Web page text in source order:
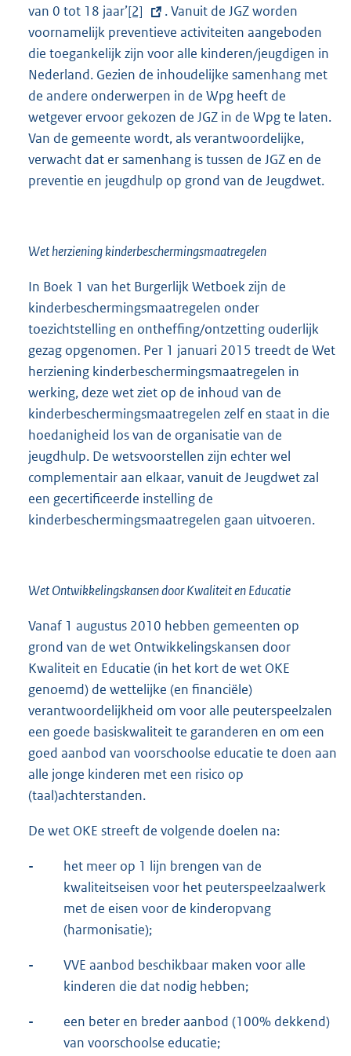
van 0 tot 18 jaar’E
x
t
e
r
n
e
l
i
[2]
. Vanuit de JGZ worden
voornamelijk preventieve activiteiten aangeboden
die toegankelijk zijn voor alle kinderen/jeugdigen in
Nederland. Gezien de inhoudelijke samenhang met
de andere onderwerpen in de Wpg heeft de
wetgever ervoor gekozen de JGZ in de Wpg te laten.
Van de gemeente wordt, als verantwoordelijke,
verwacht dat er samenhang is tussen de JGZ en de
preventie en jeugdhulp op grond van de Jeugdwet.
Wet herziening kinderbeschermingsmaatregelen
In Boek 1 van het Burgerlijk Wetboek zijn de
kinderbeschermingsmaatregelen onder
toezichtstelling en ontheffing/ontzetting ouderlijk
gezag opgenomen. Per 1 januari 2015 treedt de Wet
herziening kinderbeschermingsmaatregelen in
werking, deze wet ziet op de inhoud van de
kinderbeschermingsmaatregelen zelf en staat in die
hoedanigheid los van de organisatie van de
jeugdhulp. De wetsvoorstellen zijn echter wel
complementair aan elkaar, vanuit de Jeugdwet zal
een gecertificeerde instelling de
kinderbeschermingsmaatregelen gaan uitvoeren.
Wet Ontwikkelingskansen door Kwaliteit en Educatie
Vanaf 1 augustus 2010 hebben gemeenten op
grond van de wet Ontwikkelingskansen door
Kwaliteit en Educatie (in het kort de wet OKE
genoemd) de wettelijke (en financiële)
verantwoordelijkheid om voor alle peuterspeelzalen
een goede basiskwaliteit te garanderen en om een
goed aanbod van voorschoolse educatie te doen aan
alle jonge kinderen met een risico op
(taal)achterstanden.
De wet OKE streeft de volgende doelen na:
-
het meer op 1 lijn brengen van de
kwaliteitseisen voor het peuterspeelzaalwerk
met de eisen voor de kinderopvang
(harmonisatie);
-
VVE aanbod beschikbaar maken voor alle
kinderen die dat nodig hebben;
-
een beter en breder aanbod (100% dekkend)
van voorschoolse educatie;